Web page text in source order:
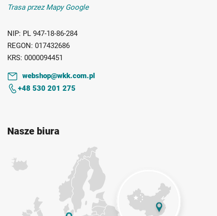
Trasa przez Mapy Google
NIP: PL 947-18-86-284
REGON: 017432686
KRS: 0000094451
webshop@wkk.com.pl
+48 530 201 275
Nasze biura